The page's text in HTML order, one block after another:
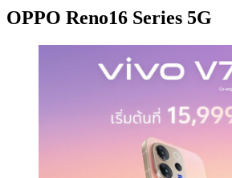
OPPO Reno16 Series 5G